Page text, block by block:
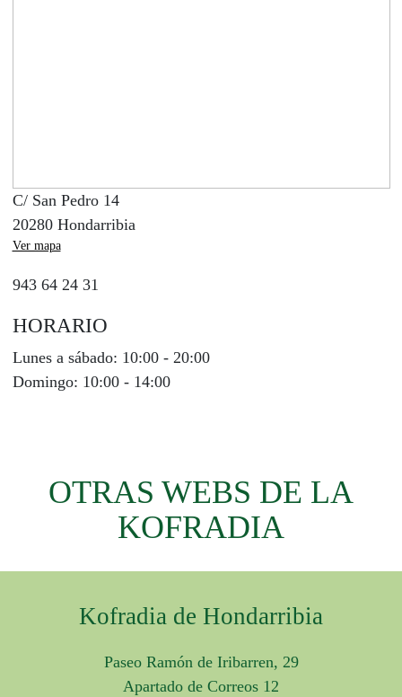
C/ San Pedro 14
20280 Hondarribia
Ver mapa
943 64 24 31
HORARIO
Lunes a sábado: 10:00 - 20:00
Domingo: 10:00 - 14:00
OTRAS WEBS DE LA
KOFRADIA
Kofradia de Hondarribia
Paseo Ramón de Iribarren, 29
Apartado de Correos 12